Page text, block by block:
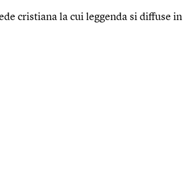
cristiana la cui leggenda si diffuse in